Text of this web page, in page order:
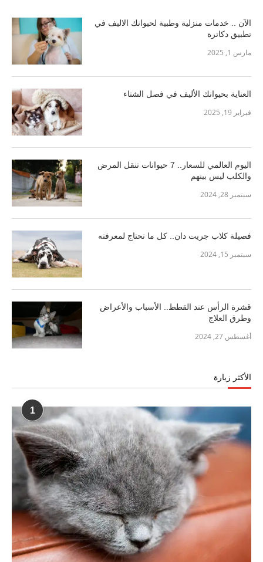
الآن .. خدمات منزلية وطبية لحيوانك الاليف في
تطبيق دكاترة
مارس 1, 2025
العناية بحيوانك الأليف في فصل الشتاء
فبراير 19, 2025
اليوم العالمي للسعار.. 7 حيوانات تنقل المرض
والكلب ليس بينهم
سبتمبر 28, 2024
فصيلة كلاب جريت دان.. كل ما تحتاج لمعرفته
سبتمبر 15, 2024
قشرة الرأس عند القطط.. الأسباب والأعراض
وطرق العلاج
أغسطس 27, 2024
الأكثر زيارة
1